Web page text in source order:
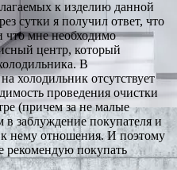
к изделию данной
сутки я получил ответ, что
что мне необходимо
центр, который
В
холодильник отсутствует
проведения очистки
(причем за не малые
в заблуждение покупателя и
нему отношения. И поэтому
рекомендую покупать